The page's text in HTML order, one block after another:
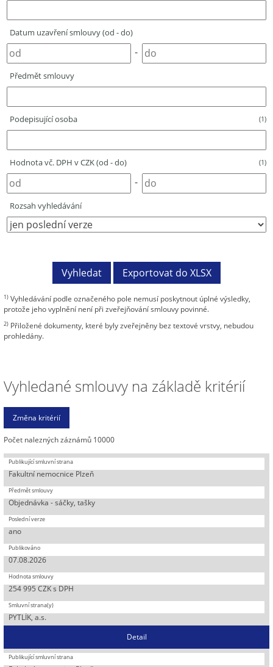
Datum uzavření smlouvy (od - do)
-
Předmět smlouvy
Podepisující osoba (1)
Hodnota vč. DPH v CZK (od - do) (1)
-
Rozsah vyhledávání
1) Vyhledávání podle označeného pole nemusí poskytnout úplné výsledky,
protože jeho vyplnění není při zveřejňování smlouvy povinné.
2) Přiložené dokumenty, které byly zveřejněny bez textové vrstvy, nebudou
prohledány.
Vyhledané smlouvy na základě kritérií
Počet nalezných záznámů 10000
Fakultní nemocnice Plzeň
Objednávka - sáčky, tašky
ano
07.08.2026
254 995 CZK s DPH
PYTLÍK, a.s.
Detail